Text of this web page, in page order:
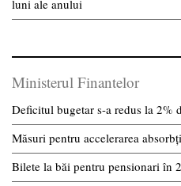
luni ale anului
Ministerul Finantelor
Deficitul bugetar s-a redus la 2%
Măsuri pentru accelerarea
Bilete la băi pentru pensionari în